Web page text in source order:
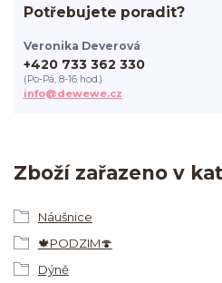
Zboží zařazeno v
Náušnice
🍁PODZIM🍄
Dýně
Potřebujete poradit?
Veronika Deverová
+420 733 362 330
(Po-Pá, 8-16 hod.)
info@dewewe.cz